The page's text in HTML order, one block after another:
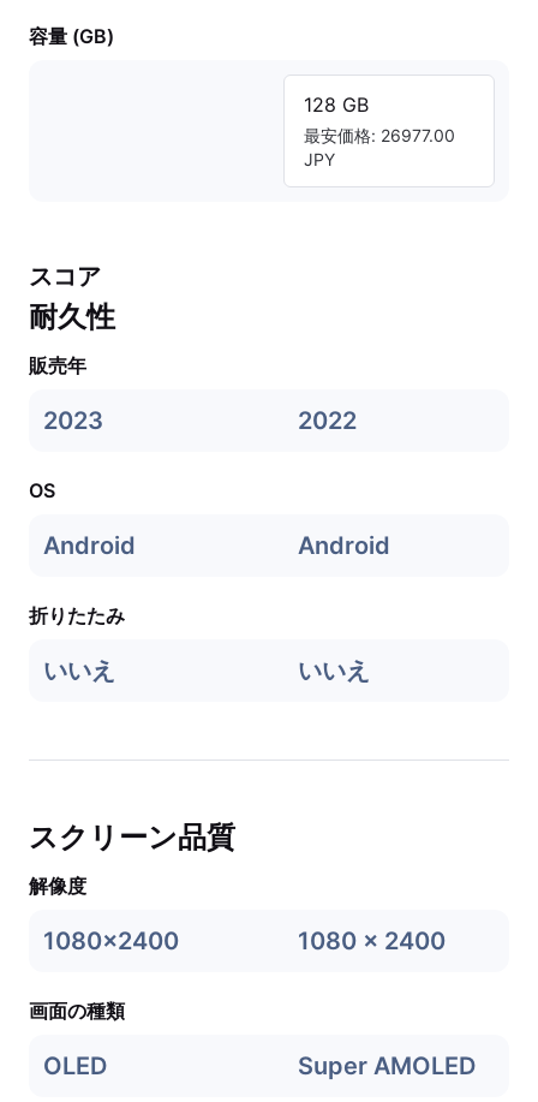
容量 (GB)
128 GB
最安価格: 26977.00
JPY
スコア
耐久性
販売年
2023 2022
OS
Android Android
折りたたみ
いいえ いいえ
スクリーン品質
解像度
1080x2400 1080 x 2400
画面の種類
OLED Super AMOLED